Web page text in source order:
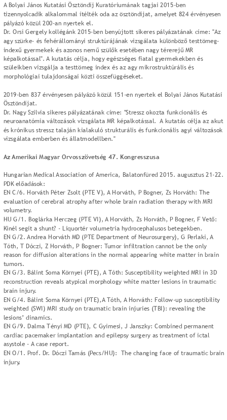
A Bolyai János Kutatási Ösztöndíj Kuratóriumának tagjai 2015-ben
tizennyolcadik alkalommal ítélték oda az ösztöndíjat, amelyet 824 érvényesen
pályázó közül 200-an nyertek el.
Dr. Orsi Gergely kollégánk 2015-ben benyújtott sikeres pályázatának címe: "Az
agy szürke- és fehérállományi struktúrájának vizsgálata különböző testtömeg-
indexű gyermekek és azonos nemű szülők esetében nagy térerejű MR
képalkotással". A kutatás célja, hogy egészséges fiatal gyermekekben és
szüleikben vizsgálja a testtömeg index és az agy mikrostruktúrális és
morphológiai tulajdonságai közti összefüggéseket.
2019-ben 837 érvényesen pályázó közül 151-en nyertek el Bolyai János Kutatási
Ösztöndíjat.
Dr. Nagy Szilvia sikeres pályázatának címe: "Stressz okozta funkcionális és
neuroanatómia változások vizsgálata MR képalkotással.  A kutatás célja az akut
és krónikus stressz talaján kialakuló strukturális és funkcionális agyi változások
vizsgálata emberben és állatmodellben."
Az Amerikai Magyar Orvosszövetség 47. Kongresszusa
Hungarian Medical Association of America, Balatonfüred 2015. augusztus 21-22.
PDK előadások:
EN C/6. Horváth Péter Zsolt (PTE V), A Horváth, P Bogner, Zs Horváth: The
evaluation of cerebral atrophy after whole brain radiation therapy with MRI
volumetry.
HU G/1. Boglárka Herczeg (PTE VI), A Horváth, Zs Horváth, P Bogner, F Vető:
Kinél segít a shunt? - Liquortér volumetria hydrocephalusos betegekben.
EN G/2. Andrea Horváth MD (PTE Department of Neurosurgery), G Perlaki, A
Tóth, T Dóczi, Z Horváth, P Bogner: Tumor infiltration cannot be the only
reason for diffusion alterations in the normal appearing white matter in brain
tumors.
EN G/3. Bálint Soma Környei (PTE), A Tóth: Susceptibility weighted MRI in 3D
reconstruction reveals atypical morphology white matter lesions in traumatic
brain injury.
EN G/4. Bálint Soma Környei (PTE),A Tóth, A Horváth: Follow-up susceptibility
weighted (SWI) MRI study on traumatic brain injuries (TBI): revealing the
lesions’ dinamics.
EN G/9. Dalma Tényi MD (PTE), C Gyimesi, J Janszky: Combined permanent
cardiac pacemaker implantation and epilepsy surgery as treatment of ictal
asystole - A case report.
EN O/1. Prof. Dr. Dóczi Tamás (Pecs/HU):  The changing face of traumatic brain
injury.